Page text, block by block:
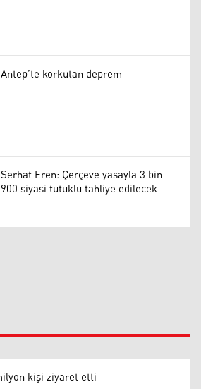
Antep’te korkutan deprem
Serhat Eren: Çerçeve yasayla 3 bin
900 siyasi tutuklu tahliye edilecek
kişi ziyaret etti